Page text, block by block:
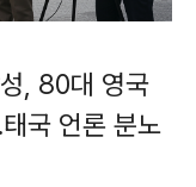
, 80대 영국
국 언론 분노